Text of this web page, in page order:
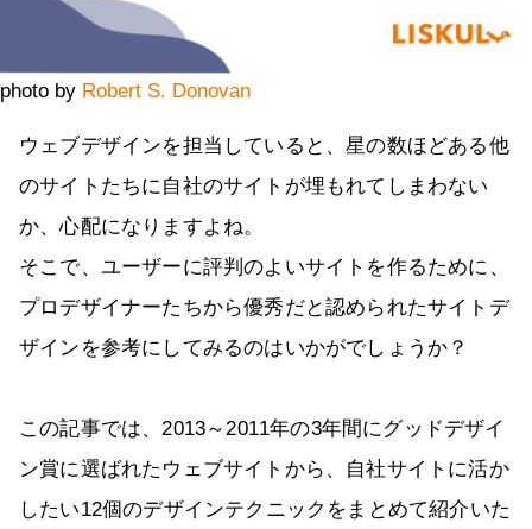
photo by Robert S. Donovan
ウェブデザインを担当していると、星の数ほどある他
のサイトたちに自社のサイトが埋もれてしまわない
か、心配になりますよね。
そこで、ユーザーに評判のよいサイトを作るために、
プロデザイナーたちから優秀だと認められたサイトデ
ザインを参考にしてみるのはいかがでしょうか？
この記事では、2013～2011年の3年間にグッドデザイ
ン賞に選ばれたウェブサイトから、自社サイトに活か
したい12個のデザインテクニックをまとめて紹介いた